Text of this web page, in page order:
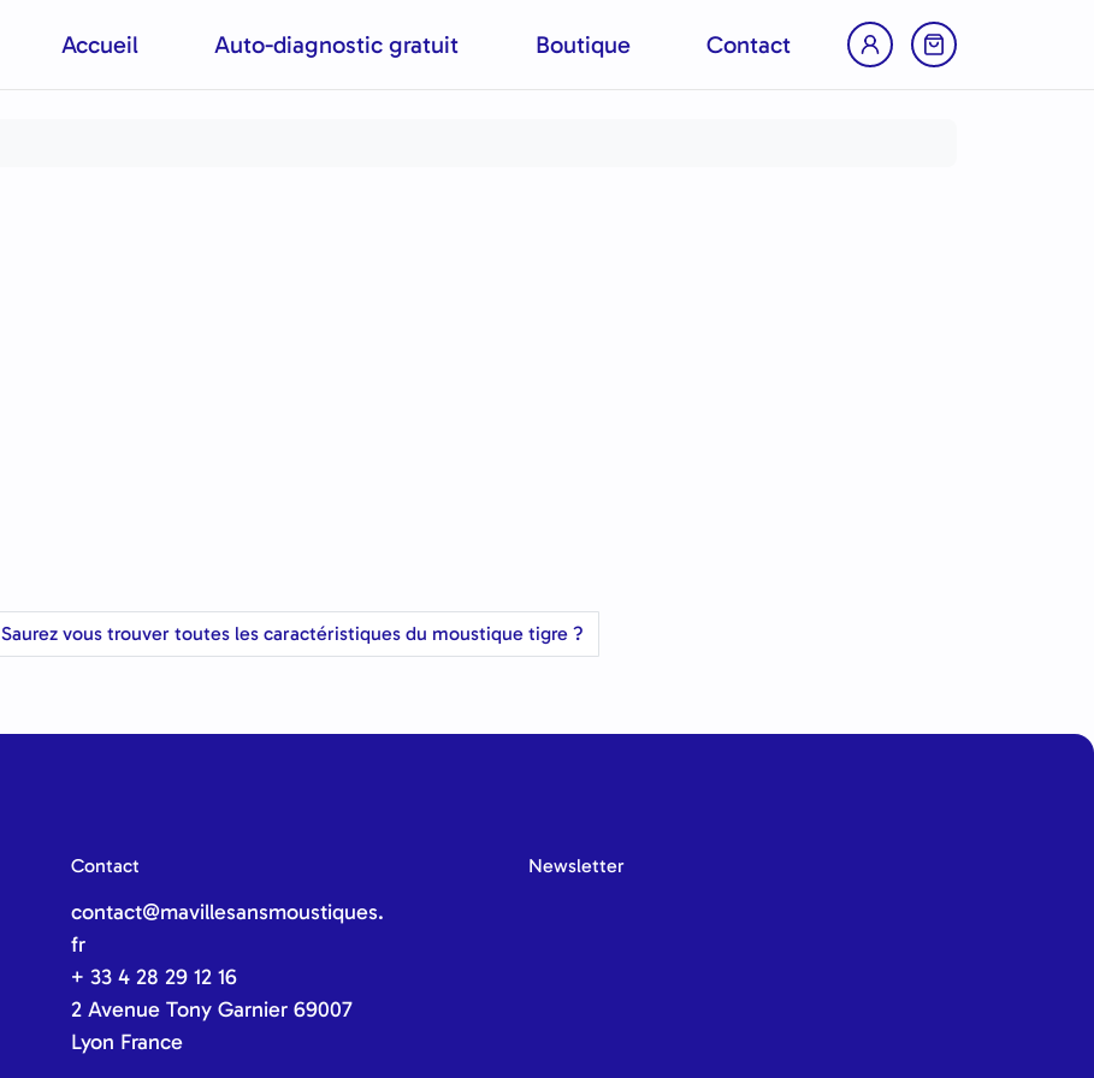
Accueil Auto-diagnostic gratuit Boutique Contact AccountReturn to Cart
Saurez vous trouver toutes les caractéristiques du moustique tigre ?
Contact
contact@mavillesansmoustiques.
fr
+ 33 4 28 29 12 16
2 Avenue Tony Garnier 69007
Lyon France
Newsletter